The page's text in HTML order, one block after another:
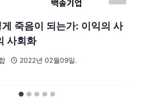
죽음이 되는가: 이익의 사
사회화
2022년 02월09일.